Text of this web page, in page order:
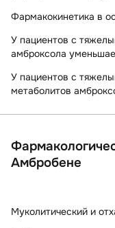
Фармакокинетика в
У пациентов с
амброксола
У пациентов с
метаболитов
Амбробене
Муколитический и